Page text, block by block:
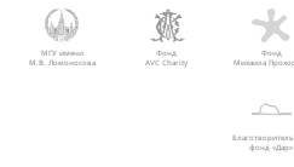
МГУ имени
М.В. Ломоносова
Фонд
AVC Charity
Фонд
Михаила
фонд «Дар»